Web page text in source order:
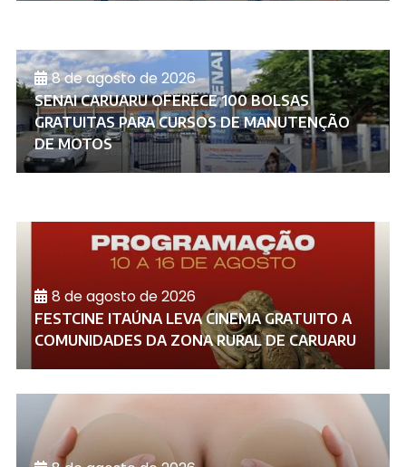
8 de agosto de 2026
SENAI CARUARU OFERECE 100 BOLSAS
GRATUITAS PARA CURSOS DE MANUTENÇÃO
DE MOTOS
8 de agosto de 2026
FESTCINE ITAÚNA LEVA CINEMA GRATUITO A
COMUNIDADES DA ZONA RURAL DE CARUARU